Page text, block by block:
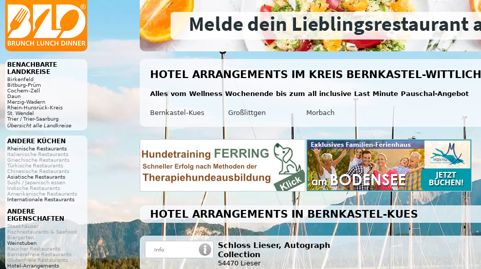
BENACHBARTE
LANDKREISE
Birkenfeld
Bitburg-Prüm
Cochem-Zell
Daun
Merzig-Wadern
Rhein-Hunsrück-Kreis
St. Wendel
Trier / Trier-Saarburg
Übersicht alle Landkreise
ANDERE KÜCHEN
Rheinische Restaurants
Italienische Restaurants
Griechische Restaurants
Türkische Restaurants
Chinesische Restaurants
Asiatische Restaurants
Sushi / Japanisch essen
Indische Restaurants
Amerikanische Restaurants
Internationale Restaurants
ANDERE
EIGENSCHAFTEN
Steakhäuser
Fischrestaurants & Seafood
Biergarten
Weinstuben
Raucher Restaurants
Barrierefreie Restaurants
Glutenfreie Restaurants
Hotel-Arrangements
HOTEL ARRANGEMENTS IM KREIS BERNKASTEL-WITTLICH
Alles vom Wellness Wochenende bis zum all inclusive Last Minute Pauschal-Angebot
Bernkastel-Kues Großlittgen Morbach
HOTEL ARRANGEMENTS IN BERNKASTEL-KUES
Schloss Lieser, Autograph
Collection
54470 Lieser